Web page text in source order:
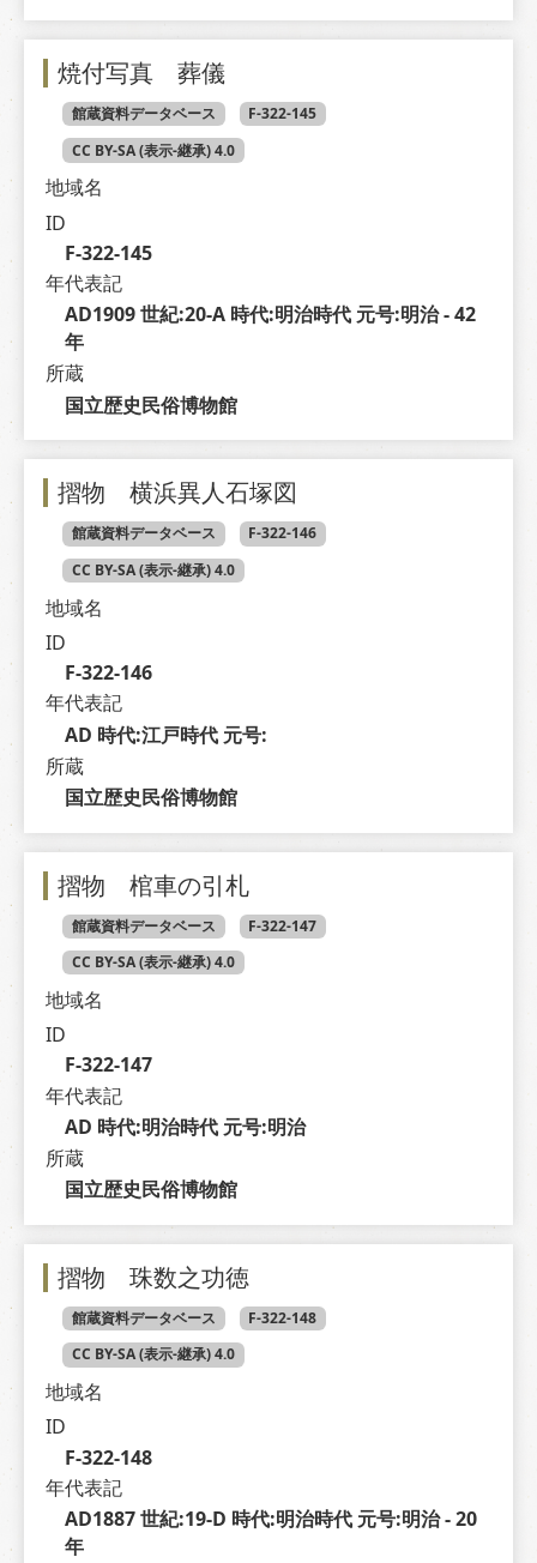
焼付写真 葬儀
館蔵資料データベース
F-322-145
CC BY-SA (表示-継承) 4.0
地域名
ID
F-322-145
年代表記
AD1909 世紀:20-A 時代:明治時代 元号:明治 - 42
年
所蔵
国立歴史民俗博物館
摺物 横浜異人石塚図
館蔵資料データベース
F-322-146
CC BY-SA (表示-継承) 4.0
地域名
ID
F-322-146
年代表記
AD 時代:江戸時代 元号:
所蔵
国立歴史民俗博物館
摺物 棺車の引札
館蔵資料データベース
F-322-147
CC BY-SA (表示-継承) 4.0
地域名
ID
F-322-147
年代表記
AD 時代:明治時代 元号:明治
所蔵
国立歴史民俗博物館
摺物 珠数之功徳
館蔵資料データベース
F-322-148
CC BY-SA (表示-継承) 4.0
地域名
ID
F-322-148
年代表記
AD1887 世紀:19-D 時代:明治時代 元号:明治 - 20
年